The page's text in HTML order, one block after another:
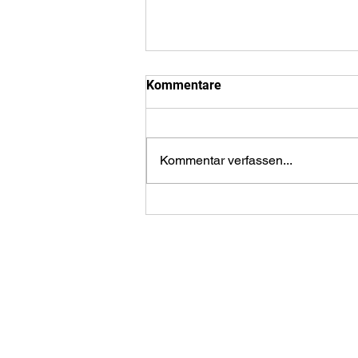
Kommentare
Kommentar verfassen...